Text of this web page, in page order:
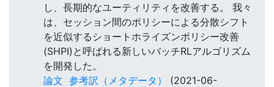
し、長期的なユーティリティを改善する。 我々
は、セッション間のポリシーによる分散シフト
を近似するショートホライズンポリシー改善
(SHPI)と呼ばれる新しいバッチRLアルゴリズム
を開発した。
論文 参考訳（メタデータ）
(2021-06-